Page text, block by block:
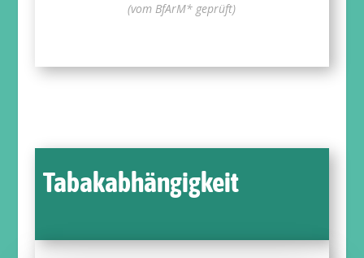
(vom BfArM* geprüft)
Tabakabhängigkeit